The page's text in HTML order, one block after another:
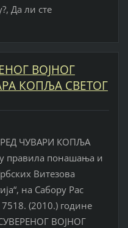
Да ли сте
ВОЈНОГ
КОПЉА СВЕТОГ
ЧУВАРИ КОПЉА
правила понашања и
Витезова
на Сабору Рас
(2010.) године
ВОЈНОГ